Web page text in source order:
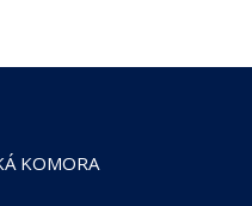
KOMORA